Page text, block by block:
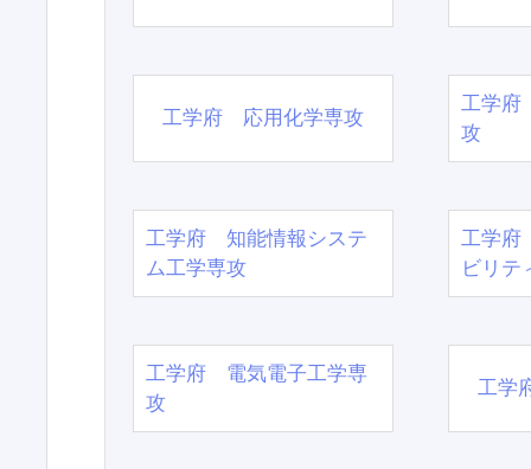
工学府 応用化学専攻
工学府
攻
工学府 知能情報システ
ム工学専攻
工学府
ビリテ
工学府 電気電子工学専
攻
工学